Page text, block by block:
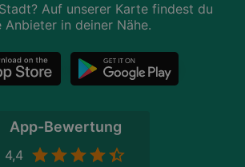
Auf unserer Karte findest du
Anbieter in deiner Nähe.
App-Bewertung
4,4